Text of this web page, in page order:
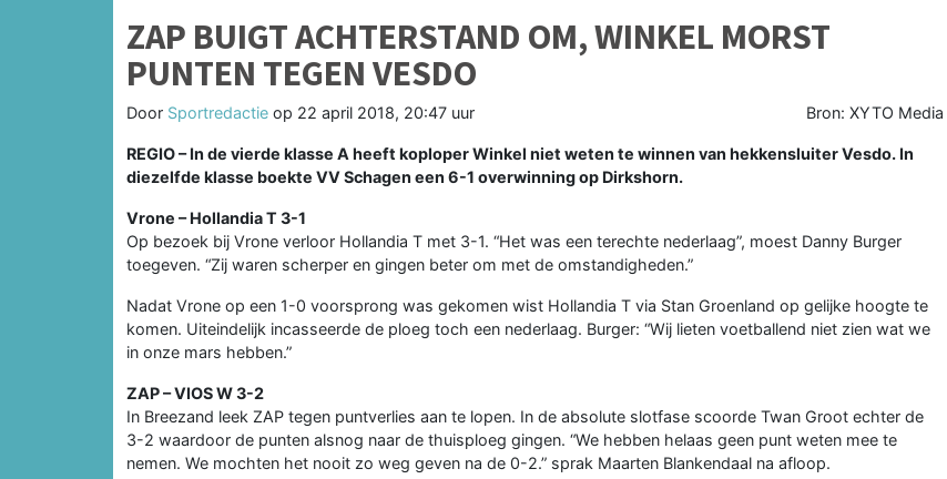
ZAP BUIGT ACHTERSTAND OM, WINKEL MORST
PUNTEN TEGEN VESDO
Door Sportredactie op 22 april 2018, 20:47 uur Bron: XYTO Media
REGIO –In de vierde klasse A heeft koploper Winkel niet weten te winnen van hekkensluiter Vesdo. In
diezelfde klasse boekte VV Schagen een 6-1 overwinning op Dirkshorn.
Vrone – Hollandia T 3-1
Op bezoek bij Vrone verloor Hollandia T met 3-1. “Het was een terechte nederlaag”, moest Danny Burger
toegeven. “Zij waren scherper en gingen beter om met de omstandigheden.”
Nadat Vrone op een 1-0 voorsprong was gekomen wist Hollandia T via Stan Groenland op gelijke hoogte te
komen. Uiteindelijk incasseerde de ploeg toch een nederlaag. Burger: “Wij lieten voetballend niet zien wat we
in onze mars hebben.”
ZAP – VIOS W 3-2
In Breezand leek ZAP tegen puntverlies aan te lopen. In de absolute slotfase scoorde Twan Groot echter de
3-2 waardoor de punten alsnog naar de thuisploeg gingen. “We hebben helaas geen punt weten mee te
nemen. We mochten het nooit zo weg geven na de 0-2.” sprak Maarten Blankendaal na afloop.